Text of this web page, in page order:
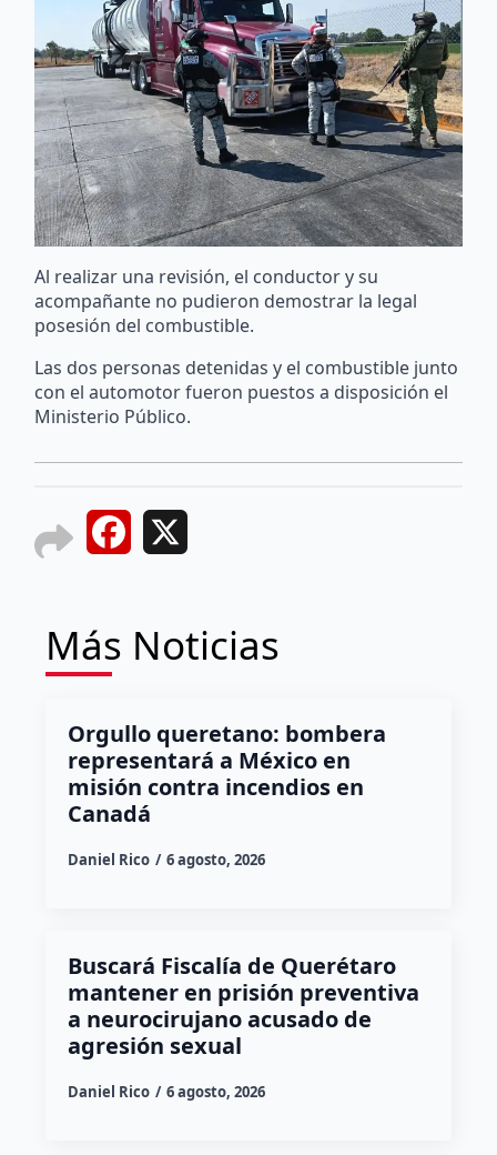
Al realizar una revisión, el conductor y su
acompañante no pudieron demostrar la legal
posesión del combustible.
Las dos personas detenidas y el combustible junto
con el automotor fueron puestos a disposición el
Ministerio Público.
Facebook
Más Noticias
Orgullo queretano: bombera
representará a México en
misión contra incendios en
Canadá
Daniel Rico 6 agosto, 2026
Buscará Fiscalía de Querétaro
mantener en prisión preventiva
a neurocirujano acusado de
agresión sexual
Daniel Rico 6 agosto, 2026